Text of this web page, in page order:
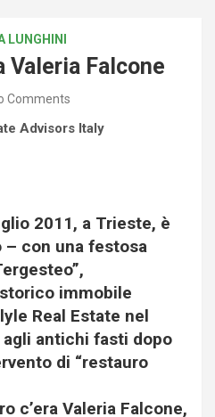
LUNGHINI
Valeria Falcone
Comments
Advisors Italy
2011, a Trieste, è
– con una festosa
immobile
Real Estate nel
antichi fasti dopo
di “restauro
c’era Valeria Falcone,